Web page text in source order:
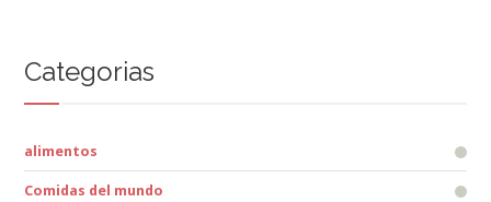
Categorias
alimentos
Comidas del mundo